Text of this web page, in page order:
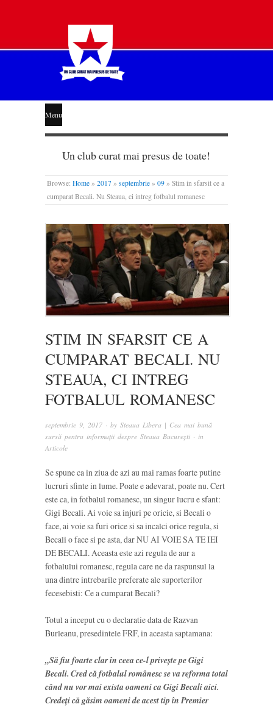
STEAUA
LIBERĂ
Menu
Un club curat mai presus de toate!
Browse: Home » 2017 » septembrie » 09 » Stim in sfarsit ce a
cumparat Becali. Nu Steaua, ci intreg fotbalul romanesc
STIM IN SFARSIT CE A
CUMPARAT BECALI. NU
STEAUA, CI INTREG
FOTBALUL ROMANESC
septembrie 9, 2017 · by Steaua Libera | Cea mai bună
sursă pentru informații despre Steaua București · in
Articole
Se spune ca in ziua de azi au mai ramas foarte putine
lucruri sfinte in lume. Poate e adevarat, poate nu. Cert
este ca, in fotbalul romanesc, un singur lucru e sfant:
Gigi Becali. Ai voie sa injuri pe oricie, si Becali o
face, ai voie sa furi orice si sa incalci orice regula, si
Becali o face si pe asta, dar NU AI VOIE SA TE IEI
DE BECALI. Aceasta este azi regula de aur a
fotbalului romanesc, regula care ne da raspunsul la
una dintre intrebarile preferate ale suporterilor
fecesebisti: Ce a cumparat Becali?
Totul a inceput cu o declaratie data de Razvan
Burleanu, presedintele FRF, in aceasta saptamana:
„Să fiu foarte clar în ceea ce-l priveşte pe Gigi
Becali. Cred că fotbalul românesc se va reforma total
când nu vor mai exista oameni ca Gigi Becali aici.
Credeţi că găsim oameni de acest tip în Premier